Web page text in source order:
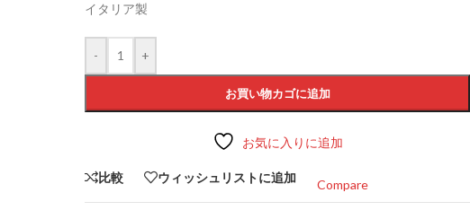
イタリア製
- +
お買い物カゴに追加
お気に入りに追加
比較 ウィッシュリストに追加
Compare